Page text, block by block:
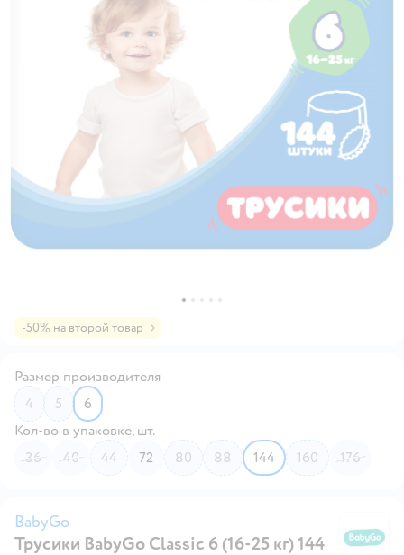
-50% на второй товар
Размер производителя
4
5
6
Кол-во в упаковке, шт.
36
40 44 72 80 88 144 160 176
BabyGo
Трусики BabyGo Classic 6 (16-25 кг) 144